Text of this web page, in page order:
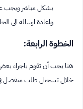
بشكل مباشر ويجب
واعادة ارساله الى
الخطوة الرابعة:
هنا يجب أن تقوم باجراء
خلال تسجيل طلب منفصل في